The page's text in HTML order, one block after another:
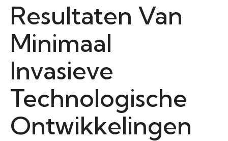
Resultaten Van
Minimaal
Invasieve
Technologische
Ontwikkelingen